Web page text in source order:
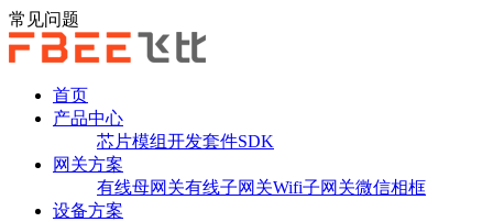
常见问题
首页
产品中心
芯片模组开发套件SDK
网关方案
有线母网关有线子网关Wifi子网关微信相框
设备方案